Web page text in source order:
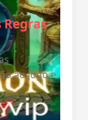
Regras
ao jogo e